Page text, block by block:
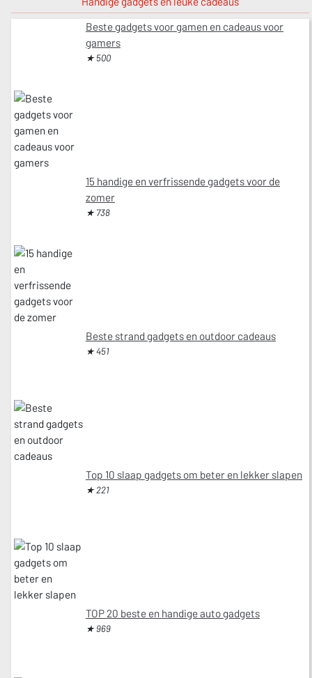
Beste gadgets voor gamen en cadeaus voor
gamers
★ 500
15 handige en verfrissende gadgets voor de
zomer
★ 738
Beste strand gadgets en outdoor cadeaus
★ 451
Top 10 slaap gadgets om beter en lekker slapen
★ 221
TOP 20 beste en handige auto gadgets
★ 969